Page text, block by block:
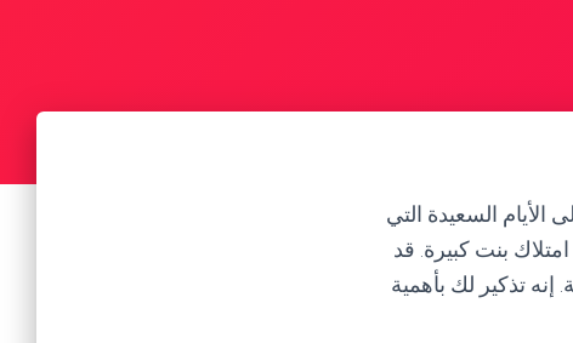
الأيام السعيدة التي
بنت كبيرة. قد
إنه تذكير لك بأهمية